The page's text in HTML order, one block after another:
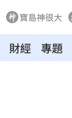
寶島神很大
財經 專題